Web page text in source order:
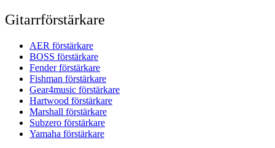
Gitarrförstärkare
AER förstärkare
BOSS förstärkare
Fender förstärkare
Fishman förstärkare
Gear4music förstärkare
Hartwood förstärkare
Marshall förstärkare
Subzero förstärkare
Yamaha förstärkare